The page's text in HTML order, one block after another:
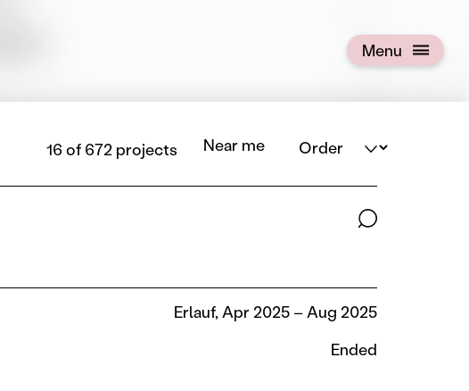
Menu
Open menu
16 of 672 projects Near me Order
Search terms
Erlauf, Apr 2025 – Aug 2025
Ended